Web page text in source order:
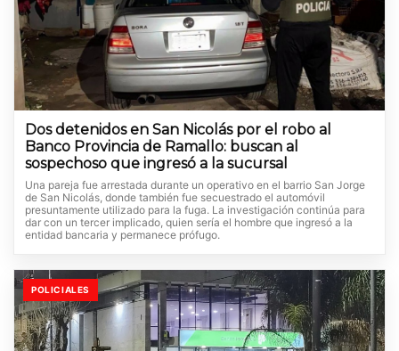
Dos detenidos en San Nicolás por el robo al
Banco Provincia de Ramallo: buscan al
sospechoso que ingresó a la sucursal
Una pareja fue arrestada durante un operativo en el barrio San Jorge
de San Nicolás, donde también fue secuestrado el automóvil
presuntamente utilizado para la fuga. La investigación continúa para
dar con un tercer implicado, quien sería el hombre que ingresó a la
entidad bancaria y permanece prófugo.
POLICIALES